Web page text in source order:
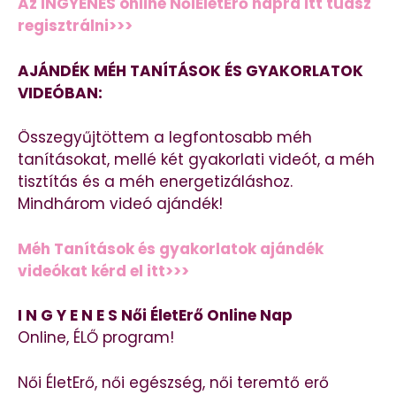
regisztrálni>>>
AJÁNDÉK MÉH TANÍTÁSOK ÉS GYAKORLATOK
VIDEÓBAN:
Összegyűjtöttem a legfontosabb méh
tanításokat, mellé két gyakorlati videót, a méh
tisztítás és a méh energetizáláshoz.
Mindhárom videó ajándék!
Méh Tanítások és gyakorlatok ajándék
videókat kérd el itt>>>
I N G Y E N E S Női ÉletErő Online Nap
Online, ÉLŐ program!
Női ÉletErő, női egészség, női teremtő erő